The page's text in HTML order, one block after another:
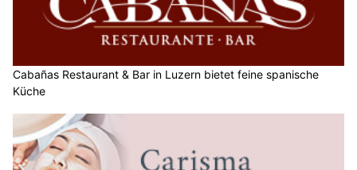
Cabañas Restaurant & Bar in Luzern bietet feine spanische
Küche